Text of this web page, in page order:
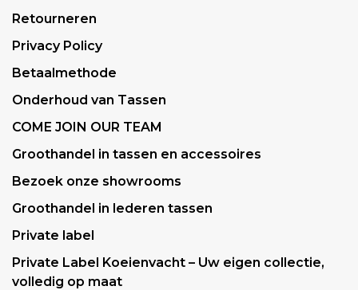
Retourneren
Privacy Policy
Betaalmethode
Onderhoud van Tassen
COME JOIN OUR TEAM
Groothandel in tassen en accessoires
Bezoek onze showrooms
Groothandel in lederen tassen
Private label
Private Label Koeienvacht – Uw eigen collectie,
volledig op maat